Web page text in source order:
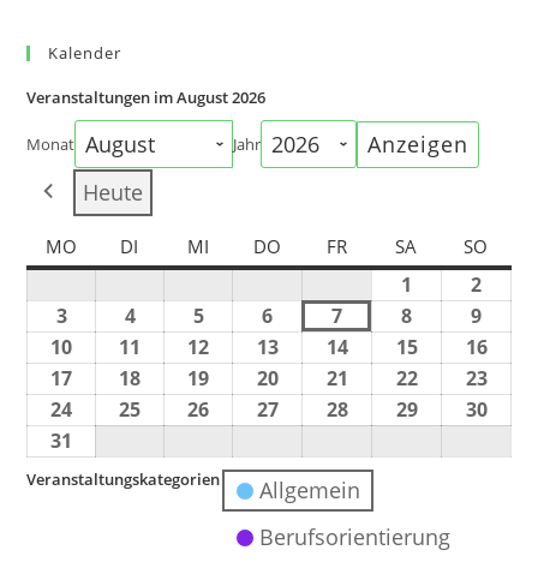
Kalender
Veranstaltungen im August 2026
Monat Jahr
Heute
MO DI MI DO FR SA SO
1
2
3
4 5 6 7 8
9
10
11 12 13 14 15
16
17
18 19 20 21 22
23
24
25 26 27 28 29
30
31
Veranstaltungskategorien
Allgemein
Berufsorientierung